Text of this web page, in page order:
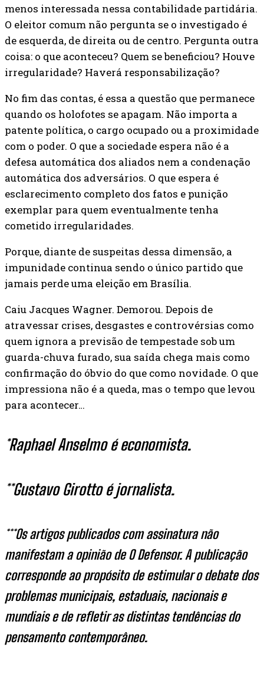
menos interessada nessa contabilidade partidária.
O eleitor comum não pergunta se o investigado é
de esquerda, de direita ou de centro. Pergunta outra
coisa: o que aconteceu? Quem se beneficiou? Houve
irregularidade? Haverá responsabilização?
No fim das contas, é essa a questão que permanece
quando os holofotes se apagam. Não importa a
patente política, o cargo ocupado ou a proximidade
com o poder. O que a sociedade espera não é a
defesa automática dos aliados nem a condenação
automática dos adversários. O que espera é
esclarecimento completo dos fatos e punição
exemplar para quem eventualmente tenha
cometido irregularidades.
Porque, diante de suspeitas dessa dimensão, a
impunidade continua sendo o único partido que
jamais perde uma eleição em Brasília.
Caiu Jacques Wagner. Demorou. Depois de
atravessar crises, desgastes e controvérsias como
quem ignora a previsão de tempestade sob um
guarda-chuva furado, sua saída chega mais como
confirmação do óbvio do que como novidade. O que
impressiona não é a queda, mas o tempo que levou
para acontecer…
*Raphael Anselmo é economista.
**Gustavo Girotto é jornalista.
***Os artigos publicados com assinatura não
manifestam a opinião de O Defensor. A publicação
corresponde ao propósito de estimular o debate dos
problemas municipais, estaduais, nacionais e
mundiais e de refletir as distintas tendências do
pensamento contemporâneo.